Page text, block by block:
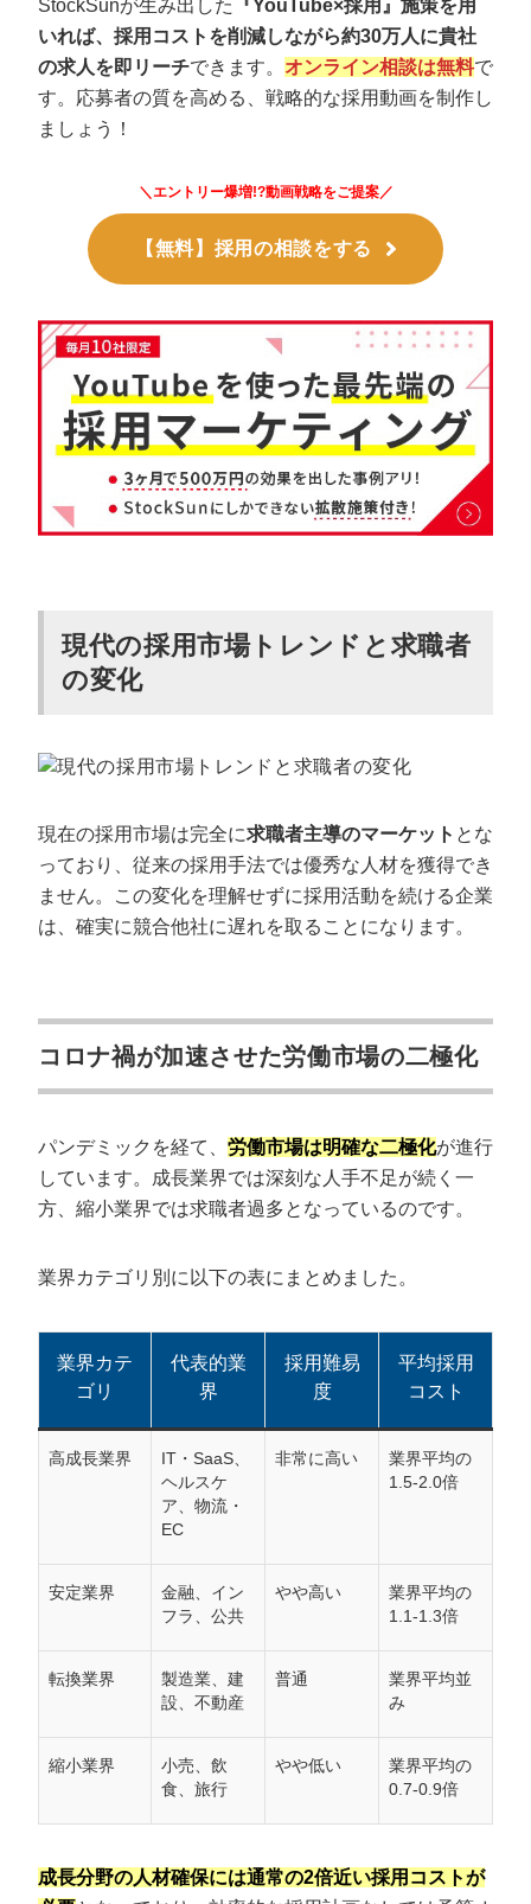
StockSunが生み出した
『YouTube×採用』施策を用
いれば、採用コストを削減しながら約30万人に貴社
の求人を即リーチできます。 オンライン相談は無料で
す。応募者の質を高める、戦略的な採用動画を制作し
ましょう！
＼エントリー爆増!?動画戦略をご提案／
【無料】採用の相談をする
現代の採用市場トレンドと求職者
の変化
現在の採用市場は完全に求職者主導のマーケット とな
っており、従来の採用手法では優秀な人材を獲得でき
ません。この変化を理解せずに採用活動を続ける企業
は、確実に競合他社に遅れを取ることになります。
コロナ禍が加速させた労働市場の二極化
パンデミックを経て、 労働市場は明確な二極化が進行
しています。成長業界では深刻な人手不足が続く一
方、縮小業界では求職者過多となっているのです。
業界カテゴリ別に以下の表にまとめました。
業界カテ
ゴリ
代表的業
界
採用難易
度
平均採用
コスト
高成長業界
IT・SaaS、
ヘルスケ
ア、物流・
EC
非常に高い
業界平均の
1.5-2.0倍
安定業界
金融、イン
フラ、公共
やや高い
業界平均の
1.1-1.3倍
転換業界
製造業、建
設、不動産
普通
業界平均並
み
縮小業界
小売、飲
食、旅行
やや低い
業界平均の
0.7-0.9倍
成長分野の人材確保には通常の2倍近い採用コストが